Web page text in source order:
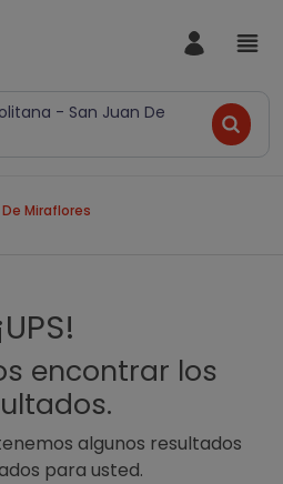
- San Juan De
Miraflores
encontrar los
algunos resultados
para usted.